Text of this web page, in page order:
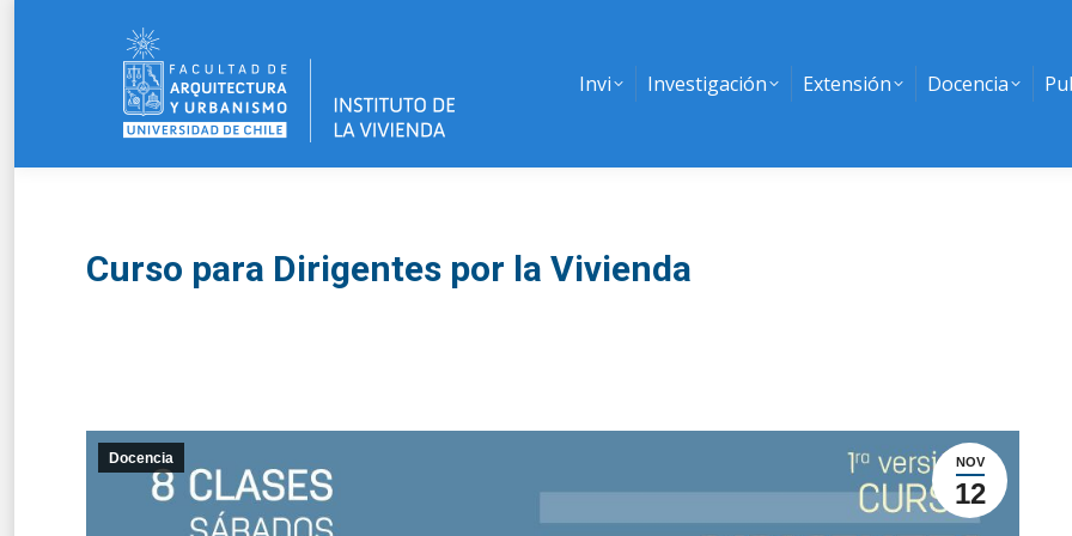
Invi Investigación Extensión Docencia
Curso para Dirigentes por la Vivienda
NOV
12
Docencia